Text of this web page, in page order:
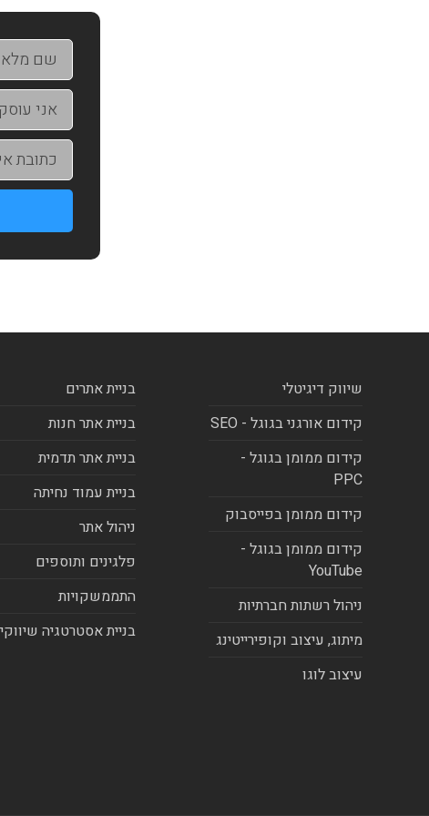
שיווק דיגיטלי
קידום אורגני בגוגל - SEO
קידום ממומן בגוגל -
PPC
קידום ממומן בפייסבוק
קידום ממומן בגוגל -
YouTube
ניהול רשתות חברתיות
מיתוג, עיצוב וקופירייטינג
עיצוב לוגו
בניית אתרים
בניית אתר חנות
בניית אתר תדמית
בניית עמוד נחיתה
ניהול אתר
פלגינים ותוספים
התממשקויות
בניית אסטרטגיה